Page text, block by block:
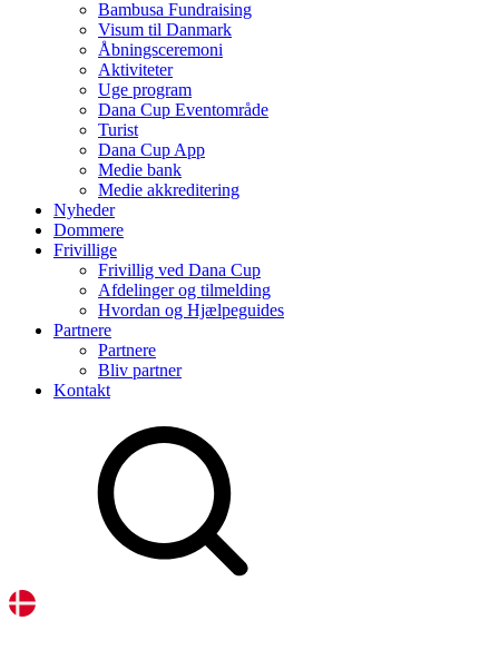
Bambusa Fundraising
Visum til Danmark
Åbningsceremoni
Aktiviteter
Uge program
Dana Cup Eventområde
Turist
Dana Cup App
Medie bank
Medie akkreditering
Nyheder
Dommere
Frivillige
Frivillig ved Dana Cup
Afdelinger og tilmelding
Hvordan og Hjælpeguides
Partnere
Partnere
Bliv partner
Kontakt